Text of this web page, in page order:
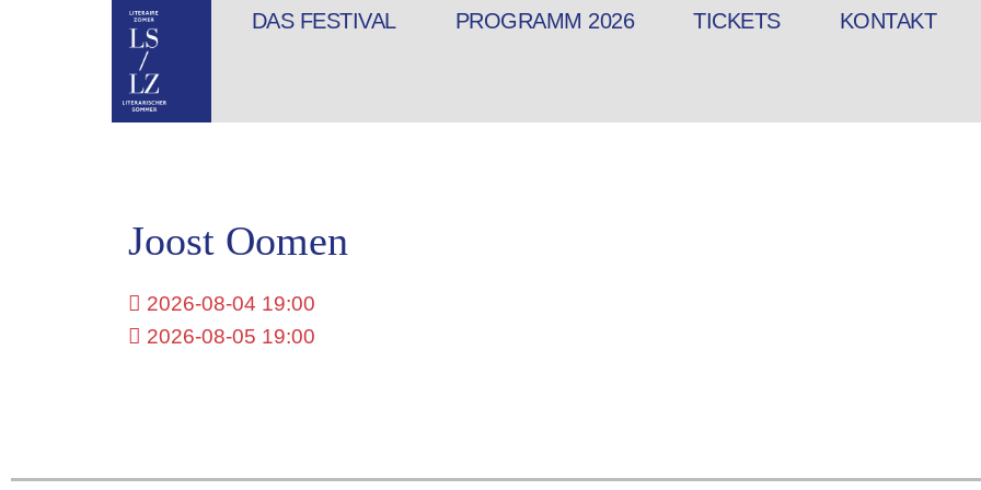
DAS FESTIVAL PROGRAMM 2026 TICKETS KONTAKT
Joost Oomen
2026-08-04 19:00
2026-08-05 19:00